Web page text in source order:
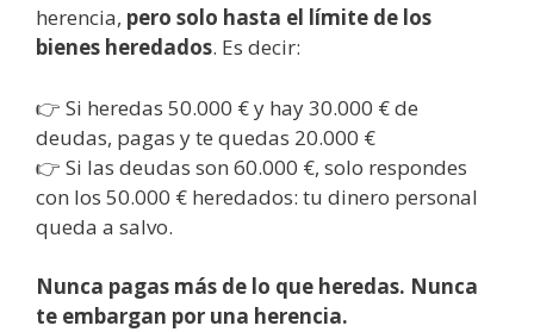
herencia, pero solo hasta el límite de los
bienes heredados. Es decir:
👉 Si heredas 50.000 € y hay 30.000 € de
deudas, pagas y te quedas 20.000 €
👉 Si las deudas son 60.000 €, solo respondes
con los 50.000 € heredados: tu dinero personal
queda a salvo.
Nunca pagas más de lo que heredas. Nunca
te embargan por una herencia.